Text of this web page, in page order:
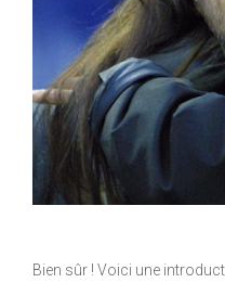
Bien sûr ! Voici une